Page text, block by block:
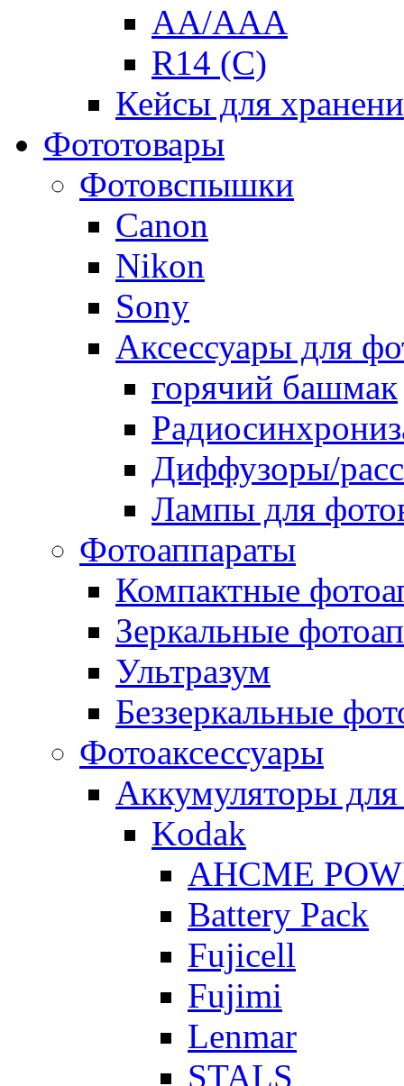
AA/AAA
R14 (C)
Кейсы для
Фототовары
Фотовспышки
Canon
Nikon
Sony
Аксессуары для
горячий башмак
Диффузоры/
Лампы для
Фотоаппараты
Компактные
Зеркальные
Ультразум
Беззеркальные
Фотоаксессуары
Аккумуляторы для
Kodak
AHCME
Battery Pack
Fujicell
Fujimi
Lenmar
STALS